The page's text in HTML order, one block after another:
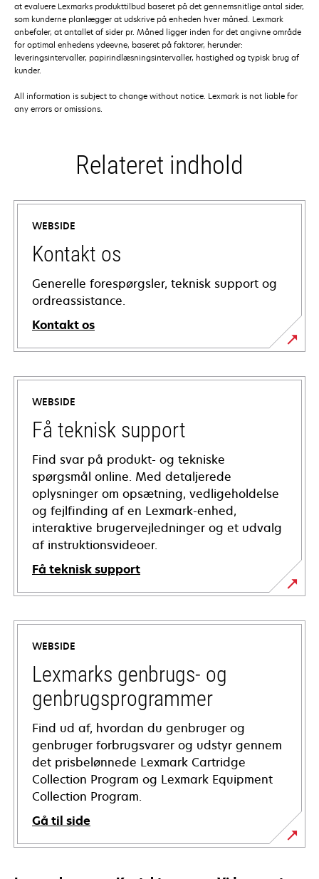
at evaluere Lexmarks produkttilbud baseret på det gennemsnitlige antal sider,
som kunderne planlægger at udskrive på enheden hver måned. Lexmark
anbefaler, at antallet af sider pr. Måned ligger inden for det angivne område
for optimal enhedens ydeevne, baseret på faktorer, herunder:
leveringsintervaller, papirindlæsningsintervaller, hastighed og typisk brug af
kunder.
All information is subject to change without notice. Lexmark is not liable for
any errors or omissions.
Relateret indhold
WEBSIDE
Kontakt os
Generelle forespørgsler, teknisk support og
ordreassistance.
Kontakt os
WEBSIDE
Få teknisk support
Find svar på produkt- og tekniske
spørgsmål online. Med detaljerede
oplysninger om opsætning, vedligeholdelse
og fejlfinding af en Lexmark-enhed,
interaktive brugervejledninger og et udvalg
af instruktionsvideoer.
Få teknisk support
opens
in
new
tab
WEBSIDE
Lexmarks genbrugs- og
genbrugsprogrammer
Find ud af, hvordan du genbruger og
genbruger forbrugsvarer og udstyr gennem
det prisbelønnede Lexmark Cartridge
Collection Program og Lexmark Equipment
Collection Program.
Gå til side